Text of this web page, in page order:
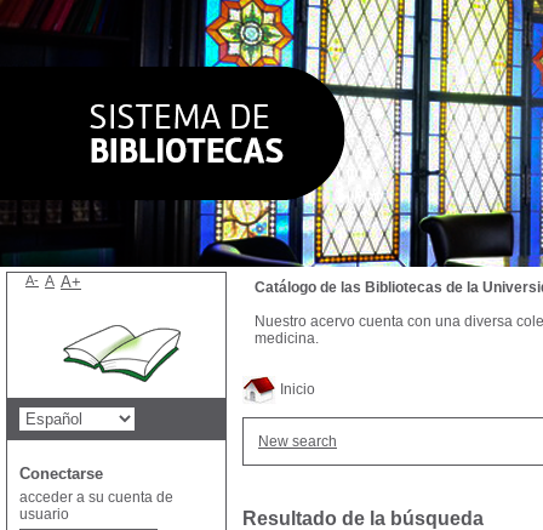
Inicio
New search
Resultado de la búsqueda
Catálogo de las Bibliotecas de la
Nuestro acervo cuenta con una diversa
medicina.
A- A A+
Conectarse
acceder a su cuenta de
usuario